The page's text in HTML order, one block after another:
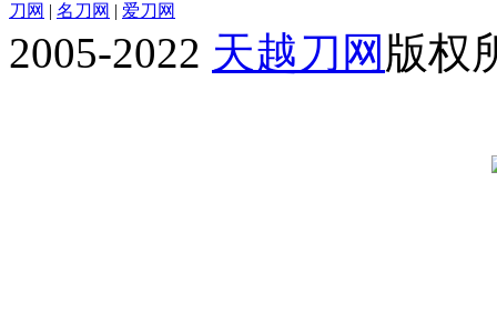
刀网 | 名刀网 | 爱刀网
2005-2022 天越刀网 版权